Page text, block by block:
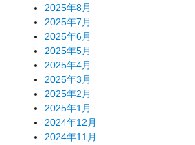
2025年8月
2025年7月
2025年6月
2025年5月
2025年4月
2025年3月
2025年2月
2025年1月
2024年12月
2024年11月